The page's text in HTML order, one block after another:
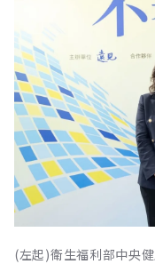
(左起)衛生福利部中央